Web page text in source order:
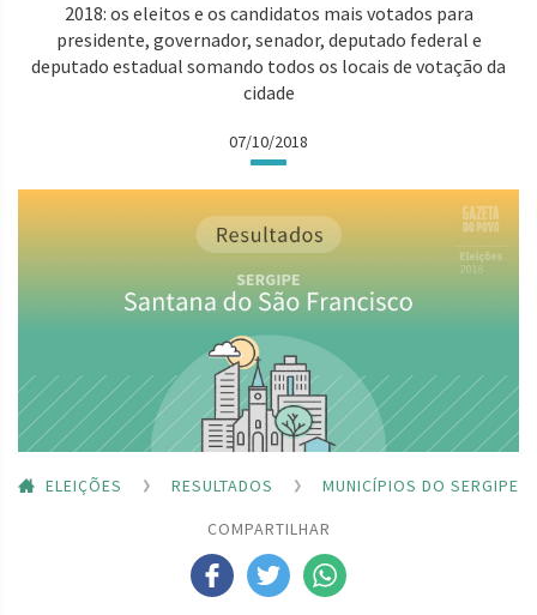
2018: os eleitos e os candidatos mais votados para
presidente, governador, senador, deputado federal e
deputado estadual somando todos os locais de votação da
cidade
07/10/2018
ELEIÇÕES RESULTADOS
MUNICÍPIOS DO SERGIPE
COMPARTILHAR